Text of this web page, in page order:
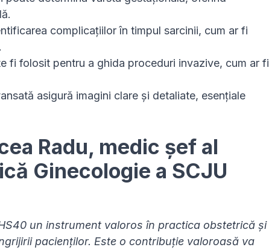
complicațiilor în timpul sarcinii, cum ar fi
fi folosit pentru a ghida proceduri invazive, cum ar fi
asigură imagini clare și detaliate, esențiale
Radu, medic șef al
Ginecologie a SCJU
un instrument valoros în practica obstetrică și
pacienților. Este o contribuție valoroasă va